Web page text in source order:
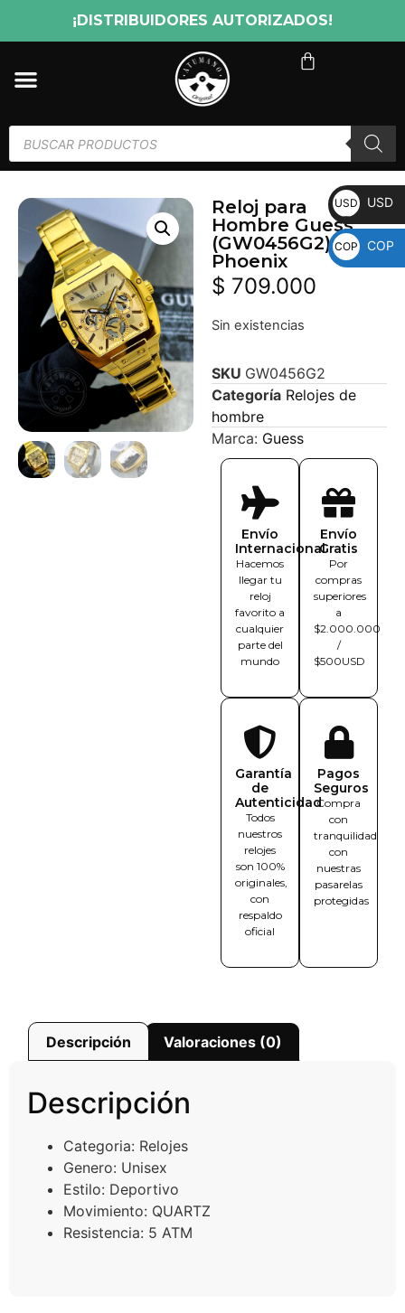
¡DISTRIBUIDORES AUTORIZADOS!
Reloj para
Hombre Guess
(GW0456G2)
Phoenix
$ 709.000
Sin existencias
SKU GW0456G2
Categoría Relojes de
hombre
Marca: Guess
Envío
Internacional
Hacemos
llegar tu
reloj
favorito a
cualquier
parte del
mundo
Envío
Gratis
Por
compras
superiores
a
$2.000.000
/
$500USD
Garantía
de
Autenticidad
Todos
nuestros
relojes
son 100%
originales,
con
respaldo
oficial
Pagos
Seguros
Compra
con
tranquilidad
con
nuestras
pasarelas
protegidas
Descripción Valoraciones (0)
Descripción
Categoria: Relojes
Genero: Unisex
Estilo: Deportivo
Movimiento: QUARTZ
Resistencia: 5 ATM
USD USD
COP COP